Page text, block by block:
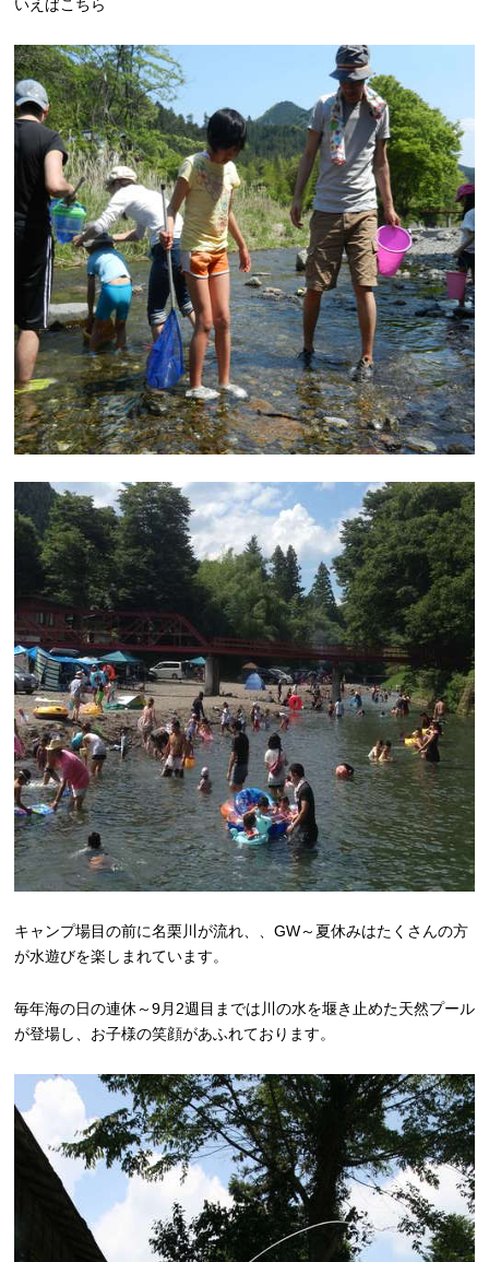
いえばこちら
キャンプ場目の前に名栗川が流れ、、GW～夏休みはたくさんの方
が水遊びを楽しまれています。
毎年海の日の連休～9月2週目までは川の水を堰き止めた天然プール
が登場し、お子様の笑顔があふれております。